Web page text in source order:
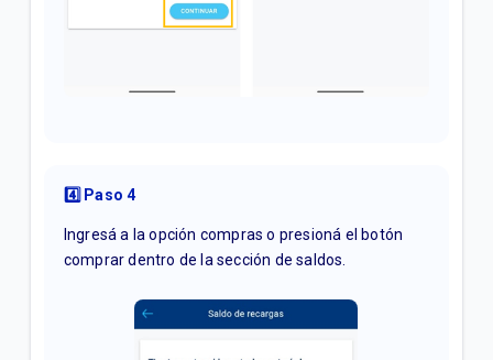
4️⃣ Paso 4
Ingresá a la opción compras o presioná el botón
comprar dentro de la sección de saldos.